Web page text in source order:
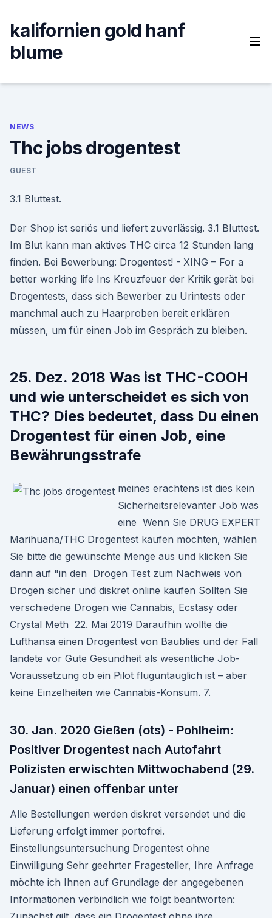
content
kalifornien gold hanf
blume
NEWS
Thc jobs drogentest
GUEST
3.1 Bluttest.
Der Shop ist seriös und liefert zuverlässig. 3.1 Bluttest.
Im Blut kann man aktives THC circa 12 Stunden lang
finden. Bei Bewerbung: Drogentest! - XING – For a
better working life Ins Kreuzfeuer der Kritik gerät bei
Drogentests, dass sich Bewerber zu Urintests oder
manchmal auch zu Haarproben bereit erklären
müssen, um für einen Job im Gespräch zu bleiben.
25. Dez. 2018 Was ist THC-COOH
und wie unterscheidet es sich von
THC? Dies bedeutet, dass Du einen
Drogentest für einen Job, eine
Bewährungsstrafe
meines erachtens ist dies kein
Sicherheitsrelevanter Job was
eine Wenn Sie DRUG EXPERT
Marihuana/THC Drogentest kaufen möchten, wählen
Sie bitte die gewünschte Menge aus und klicken Sie
dann auf "in den Drogen Test zum Nachweis von
Drogen sicher und diskret online kaufen Sollten Sie
verschiedene Drogen wie Cannabis, Ecstasy oder
Crystal Meth 22. Mai 2019 Daraufhin wollte die
Lufthansa einen Drogentest von Baublies und der Fall
landete vor Gute Gesundheit als wesentliche Job-
Voraussetzung ob ein Pilot fluguntauglich ist – aber
keine Einzelheiten wie Cannabis-Konsum. 7.
30. Jan. 2020 Gießen (ots) - Pohlheim:
Positiver Drogentest nach Autofahrt
Polizisten erwischten Mittwochabend (29.
Januar) einen offenbar unter
Alle Bestellungen werden diskret versendet und die
Lieferung erfolgt immer portofrei.
Einstellungsuntersuchung Drogentest ohne
Einwilligung Sehr geehrter Fragesteller, Ihre Anfrage
möchte ich Ihnen auf Grundlage der angegebenen
Informationen verbindlich wie folgt beantworten: